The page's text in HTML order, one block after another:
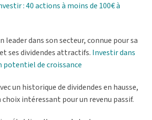
: 40 actions à moins de 100€ à
leader dans son secteur, connue pour sa
ses dividendes attractifs. Investir dans
potentiel de croissance
un historique de dividendes en hausse,
intéressant pour un revenu passif.